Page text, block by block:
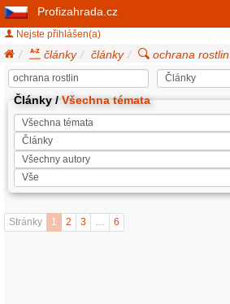
Profizahrada.cz
Nejste přihlášen(a)
články články ochrana rostlin
Články /Všechna témata
Stránky 1 2 3 6